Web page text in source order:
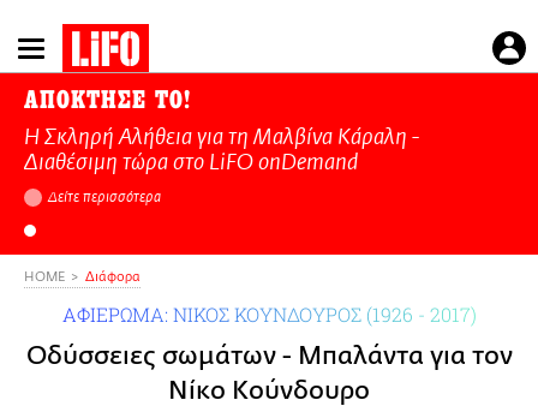
Παράκαμψη
προς
κυρίως
περιεχόμενο
ΑΠΟΚΤΗΣΕ ΤΟ!
Η Σκληρή Αλήθεια για τη Μαλβίνα Κάραλη -
Διαθέσιμη τώρα στo LiFO onDemand
Δείτε περισσότερα
HOME Διάφορα
ΑΦΙΕΡΩΜΑ: ΝΙΚΟΣ ΚΟΥΝΔΟΥΡΟΣ (1926 - 2017)
Οδύσσειες σωμάτων - Μπαλάντα για τον
Νίκο Κούνδουρο